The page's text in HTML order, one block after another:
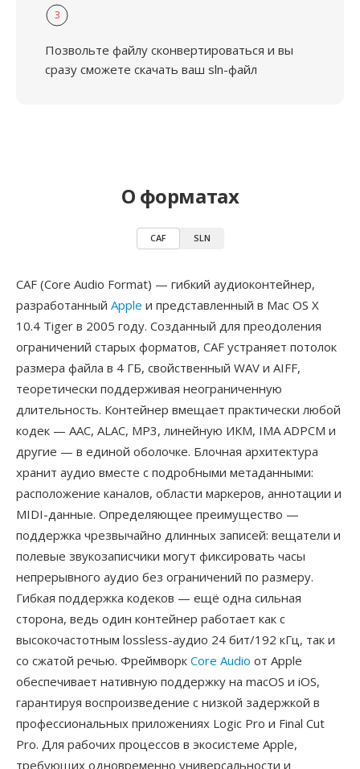
3
Позвольте файлу сконвертироваться и вы
сразу сможете скачать ваш sln-файл
О форматах
CAF SLN
CAF (Core Audio Format) — гибкий аудиоконтейнер,
разработанный Apple и представленный в Mac OS X
10.4 Tiger в 2005 году. Созданный для преодоления
ограничений старых форматов, CAF устраняет потолок
размера файла в 4 ГБ, свойственный WAV и AIFF,
теоретически поддерживая неограниченную
длительность. Контейнер вмещает практически любой
кодек — AAC, ALAC, MP3, линейную ИКМ, IMA ADPCM и
другие — в единой оболочке. Блочная архитектура
хранит аудио вместе с подробными метаданными:
расположение каналов, области маркеров, аннотации и
MIDI-данные. Определяющее преимущество —
поддержка чрезвычайно длинных записей: вещатели и
полевые звукозаписчики могут фиксировать часы
непрерывного аудио без ограничений по размеру.
Гибкая поддержка кодеков — ещё одна сильная
сторона, ведь один контейнер работает как с
высокочастотным lossless-аудио 24 бит/192 кГц, так и
со сжатой речью. Фреймворк Core Audio от Apple
обеспечивает нативную поддержку на macOS и iOS,
гарантируя воспроизведение с низкой задержкой в
профессиональных приложениях Logic Pro и Final Cut
Pro. Для рабочих процессов в экосистеме Apple,
требующих одновременно универсальности и